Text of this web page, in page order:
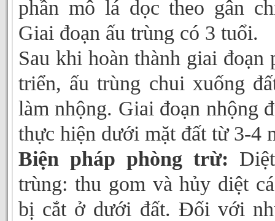
phần mô lá dọc theo gân
Giai đoạn ấu trùng có 3 tuổi.
Sau khi hoàn thành giai đoạn
triển, ấu trùng chui xuống
làm nhộng. Giai đoạn nhộng
thực hiện dưới mặt đất từ 3-4
Biện pháp phòng trừ:
trùng: thu gom và hủy diệt
bị cắt ở dưới đất. Đối với